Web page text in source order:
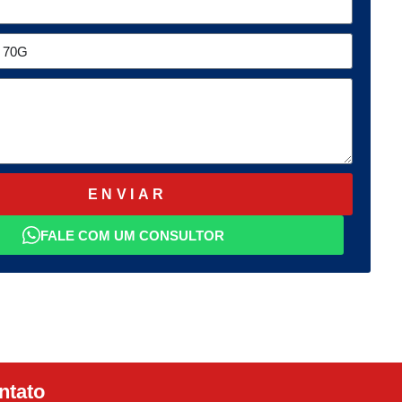
ENVIAR
FALE COM UM CONSULTOR